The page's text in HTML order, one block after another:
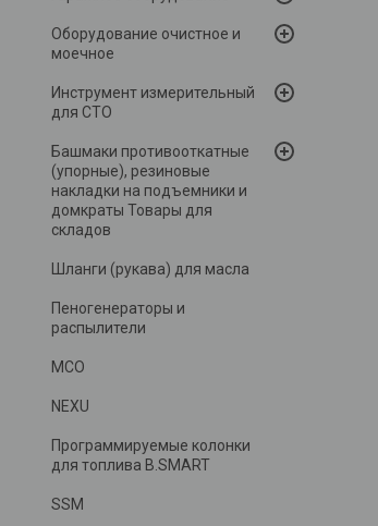
Оборудование очистное и
моечное
Инструмент измерительный
для СТО
Башмаки противооткатные
(упорные), резиновые
накладки на подъемники и
домкраты Товары для
складов
Шланги (рукава) для масла
Пеногенераторы и
распылители
MCO
NEXU
Программируемые колонки
для топлива B.SMART
SSM